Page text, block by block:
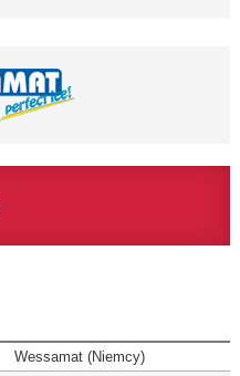
Wessamat (Niemcy)